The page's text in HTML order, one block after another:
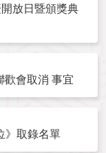
放日暨頒獎典
歡會取消 事宜
》取錄名單